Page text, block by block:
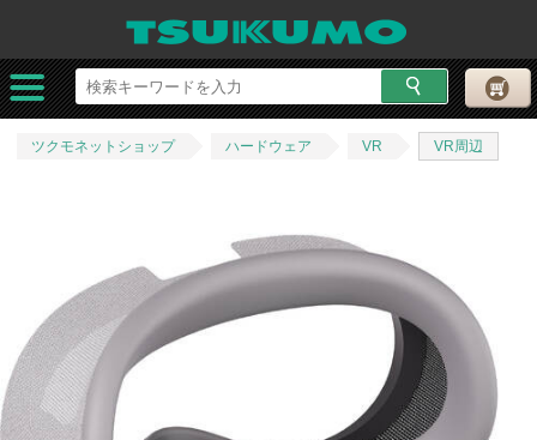
ツクモネットショップ ハードウェア VR VR周辺